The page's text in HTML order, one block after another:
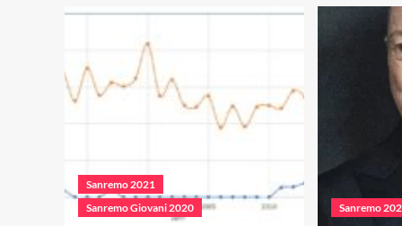
Sanremo 2021
Sanremo Giovani 2020
Sanremo